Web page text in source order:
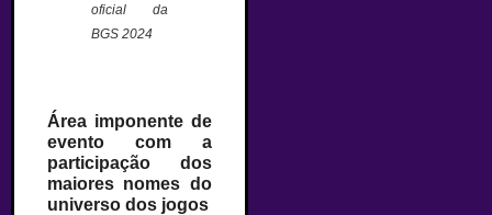
oficial da
BGS 2024
Área imponente de
evento com a
participação dos
maiores nomes do
universo dos jogos